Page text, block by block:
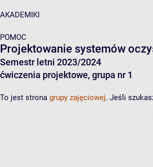
AKADEMIKI
POMOC
Projektowanie systemów
Semestr letni 2023/2024
ćwiczenia projektowe, grupa nr 1
To jest strona grupy zajęciowej. Jeśli